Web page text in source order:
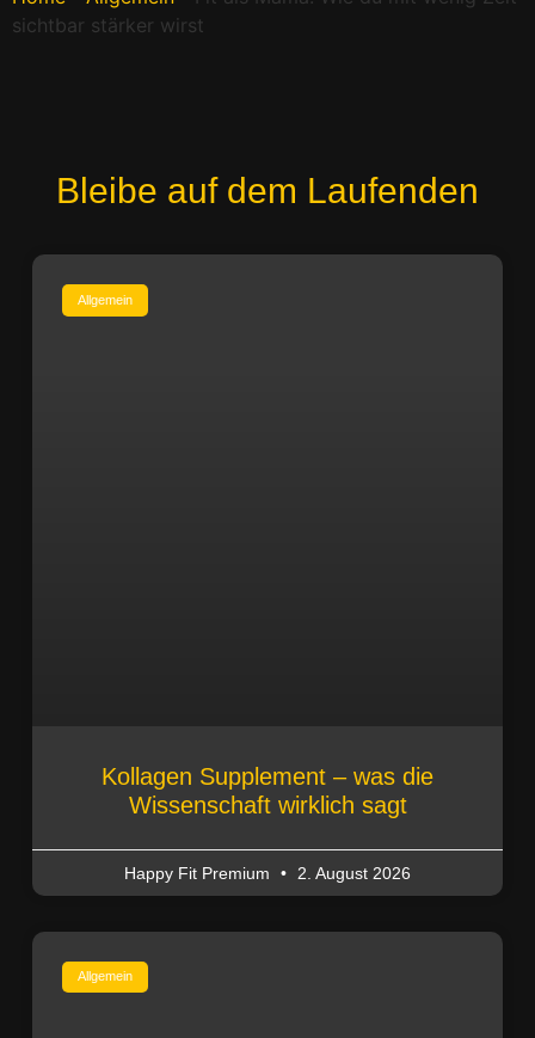
sichtbar stärker wirst
Bleibe auf dem Laufenden
Allgemein
Kollagen Supplement – was die
Wissenschaft wirklich sagt
Happy Fit Premium 2. August 2026
Allgemein